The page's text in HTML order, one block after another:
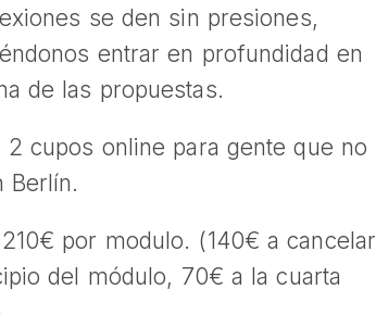
se den sin presiones,
entrar en profundidad en
de las propuestas.
2 cupos online para gente que no
Berlín.
por modulo. (140€ a cancelar
del módulo, 70€ a la cuarta